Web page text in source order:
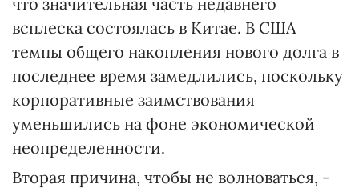
всплеска состоялась в Китае. В США
темпы общего накопления нового долга в
последнее время замедлились, поскольку
корпоративные заимствования
уменьшились на фоне экономической
неопределенности.
Вторая причина, чтобы не волноваться, -